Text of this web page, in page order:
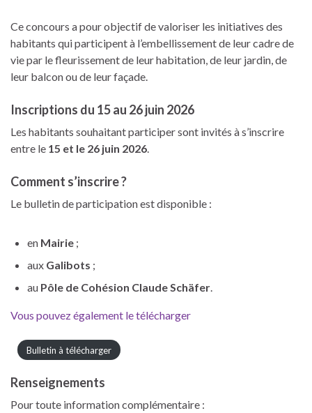
Ce concours a pour objectif de valoriser les initiatives des
habitants qui participent à l’embellissement de leur cadre de
vie par le fleurissement de leur habitation, de leur jardin, de
leur balcon ou de leur façade.
Inscriptions du 15 au 26 juin 2026
Les habitants souhaitant participer sont invités à s’inscrire
entre le 15 et le 26 juin 2026.
Comment s’inscrire ?
Le bulletin de participation est disponible :
en Mairie ;
aux Galibots ;
au Pôle de Cohésion Claude Schäfer.
Vous pouvez également le télécharger
Bulletin à télécharger
Renseignements
Pour toute information complémentaire :